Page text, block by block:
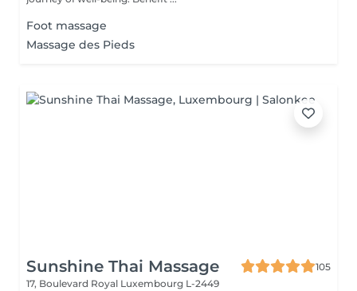
Foot massage
Massage des Pieds
Sunshine Thai Massage
105
17, Boulevard Royal Luxembourg L-2449